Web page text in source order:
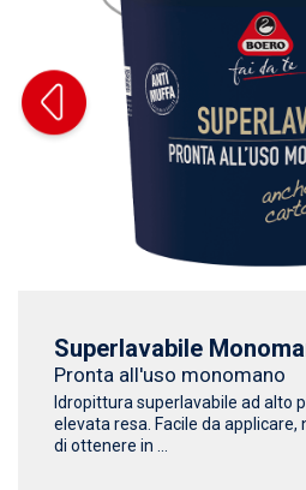
Superlavabile
Pronta all'uso monomano
Idropittura superlavabile ad alto
elevata resa. Facile da applicare,
di ottenere in ...